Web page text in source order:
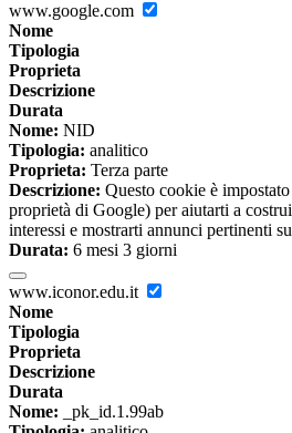
www.google.com
Nome
Tipologia
Proprieta
Descrizione
Durata
Nome: NID
Tipologia: analitico
Proprieta: Terza parte
Descrizione: Questo cookie è
proprietà di Google) per aiutarti a
interessi e mostrarti annunci pertinenti
Durata: 6 mesi 3 giorni
www.iconor.edu.it
Nome
Tipologia
Proprieta
Descrizione
Durata
Nome: _pk_id.1.99ab